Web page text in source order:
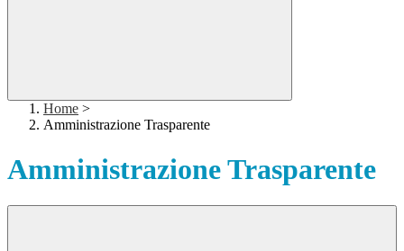
Home >
Amministrazione Trasparente
Amministrazione Trasparente